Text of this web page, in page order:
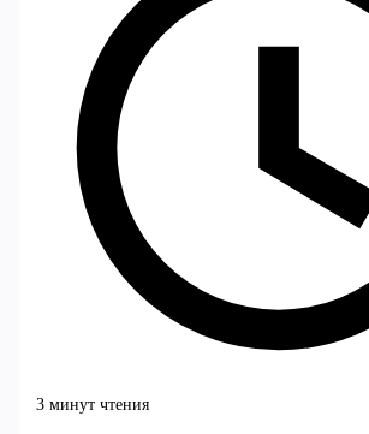
3 минут чтения